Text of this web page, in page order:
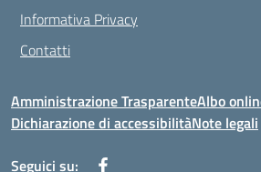
Informativa Privacy
Contatti
Amministrazione TrasparenteAlbo
Dichiarazione di accessibilitàNote legali
Seguici su: